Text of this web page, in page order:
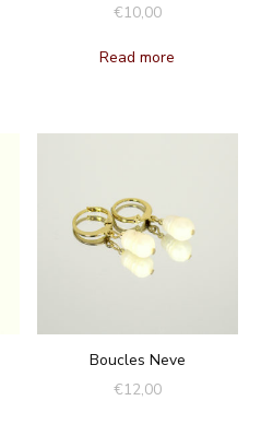
€10,00
Read more
Boucles Neve
€12,00